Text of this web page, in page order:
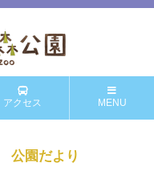
アクセス MENU
公園だより